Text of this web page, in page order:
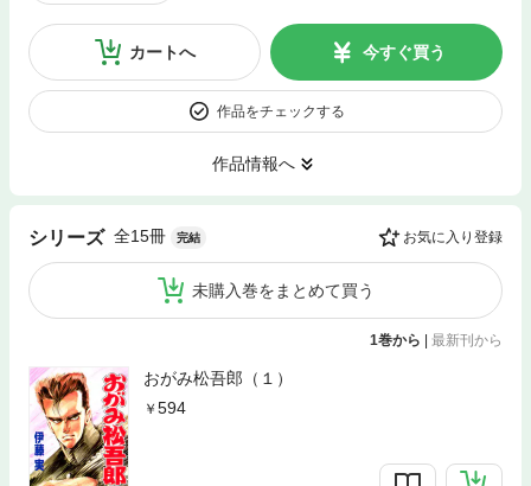
カートへ 今すぐ買う
作品をチェックする
作品情報へ
シリーズ 全15冊 完結 お気に入り登録
未購入巻をまとめて買う
1巻から | 最新刊から
おがみ松吾郎（１）
594